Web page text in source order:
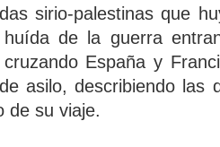
sirio-palestinas que
de la guerra
España y
asilo, describiendo
de su viaje.